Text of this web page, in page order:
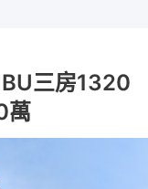
三房1320
萬